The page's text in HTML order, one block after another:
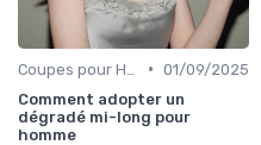
• 01/09/2025
Comment adopter un
dégradé mi-long pour
homme